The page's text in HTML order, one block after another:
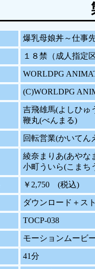
爆乳母娘丼～仕事
１８禁（成人指定
WORLDPG
(C)WORLDPG
吉飛雄馬(よしひゅ
鞭丸(べんまる)
回転営業(かいてん
綾奈まりあ(あやな
小町ういら(こまち
￥2,750 (税込)
ダウンロード＋ス
TOCP-038
モーションムービ
41分